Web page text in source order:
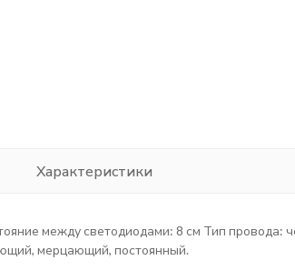
Характеристики
между светодиодами: 8 см Тип
мерцающий, постоянный.